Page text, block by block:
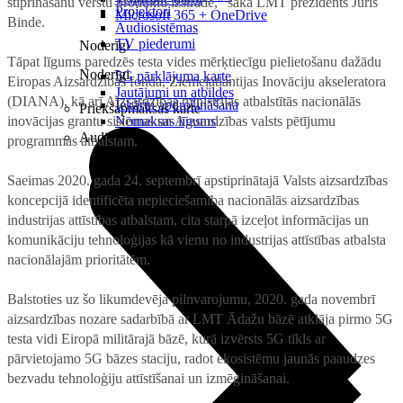
Microsoft 365 + OneDrive
Noderīgi
5G pārklājuma karte
Jautājumi un atbildes
Priekšapmaksas karte
Projektori
Audiosistēmas
TV piederumi
Noderīgi
Iekārtu apdrošināšana
Nomaksas līgums
Audio
Binde.
Tāpat līgums paredzēs testa vides mērķtiecīgu pielietošanu dažādu
Eiropas Aizsardzības fonda, Ziemeļatlantijas Inovāciju akseleratora
(DIANA), kā arī Aizsardzības ministrijas atbalstītās nacionālās
inovācijas grantu sistēmas un Aizsardzības valsts pētījumu
programmas atbalstam.
Saeimas 2020. gada 24. septembrī apstiprinātajā Valsts aizsardzības
koncepcijā identificēta nepieciešamība nacionālās aizsardzības
industrijas attīstības atbalstam, cita starpā izceļot informācijas un
komunikāciju tehnoloģijas kā vienu no industrijas attīstības atbalsta
nacionālajām prioritātēm.
Balstoties uz šo likumdevēja pilnvarojumu, 2020. gada novembrī
aizsardzības nozare sadarbībā ar LMT Ādažu bāzē atklāja pirmo 5G
testa vidi Eiropā militārajā bāzē, kurā izvērsts 5G tīkls ar
pārvietojamo 5G bāzes staciju, radot ekosistēmu jaunās paaudzes
bezvadu tehnoloģiju attīstīšanai un izmēģināšanai.